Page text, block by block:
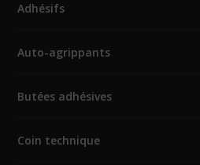
Adhésifs
Auto-agrippants
Butées adhésives
Coin technique